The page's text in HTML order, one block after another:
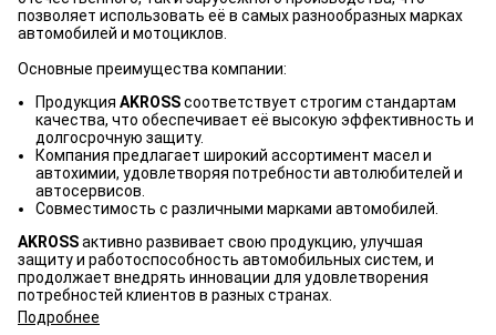
позволяет использовать её в самых разнообразных марках
автомобилей и мотоциклов.
Основные преимущества компании:
Продукция AKROSSсоответствует строгим стандартам
качества, что обеспечивает её высокую эффективность и
долгосрочную защиту.
Компания предлагает широкий ассортимент масел и
автохимии, удовлетворяя потребности автолюбителей и
автосервисов.
Совместимость с различными марками автомобилей.
AKROSSактивно развивает свою продукцию, улучшая
защиту и работоспособность автомобильных систем, и
продолжает внедрять инновации для удовлетворения
потребностей клиентов в разных странах.
Подробнее